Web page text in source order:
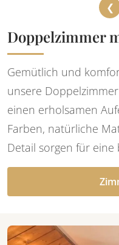
❮
Doppelzimmer
Gemütlich und
unsere
einen erholsamen
Farben, natürliche
Detail sorgen für eine